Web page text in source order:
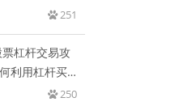
251
杠杆交易攻
利用杠杆买入
250